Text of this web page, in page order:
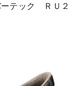
g
テック ＲＵ２